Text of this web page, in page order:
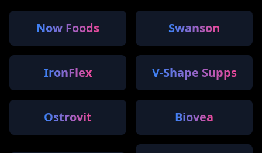
Now Foods Swanson
IronFlex V-Shape Supps
Ostrovit Biovea